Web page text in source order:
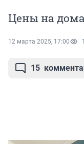
Цены на
12 марта 2025, 17:00
15